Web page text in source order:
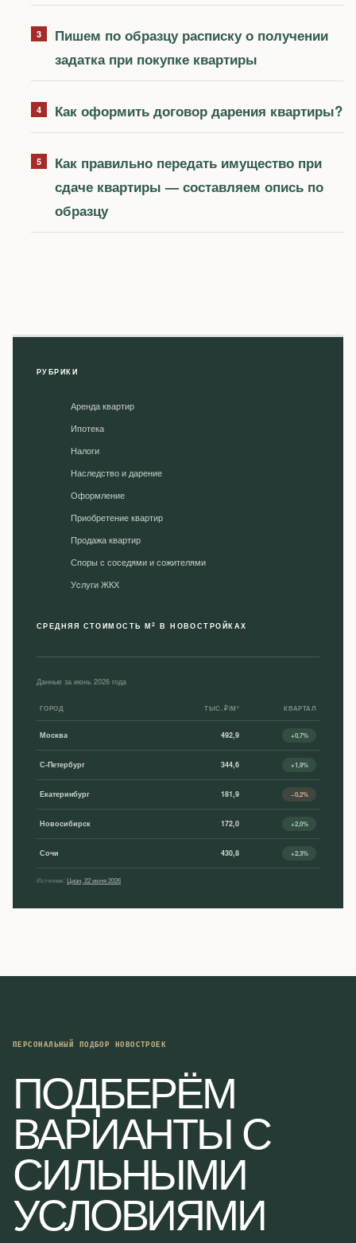
Пишем по образцу расписку о получении
задатка при покупке квартиры
Как оформить договор дарения квартиры?
Как правильно передать имущество при
сдаче квартиры — составляем опись по
образцу
РУБРИКИ
Аренда квартир
Ипотека
Налоги
Наследство и дарение
Оформление
Приобретение квартир
Продажа квартир
Споры с соседями и сожителями
Уcлуги ЖКХ
СРЕДНЯЯ СТОИМОСТЬ М2 В НОВОСТРОЙКАХ
Данные за июнь 2026 года
ГОРОД ТЫС. ₽/М² КВАРТАЛ
Москва 492,9 +0,7%
С-Петербург 344,6 +1,9%
Екатеринбург 181,9 −0,2%
Новосибирск 172,0 +2,0%
Сочи 430,8 +2,3%
Источник:Циан, 22 июня 2026
ПЕРСОНАЛЬНЫЙ ПОДБОР НОВОСТРОЕК
ПОДБЕРЁМ
ВАРИАНТЫ С
СИЛЬНЫМИ
УСЛОВИЯМИ